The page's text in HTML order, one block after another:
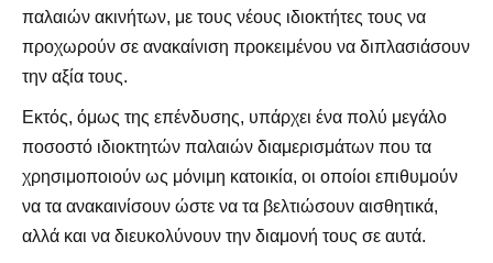
παλαιών ακινήτων, με τους νέους ιδιοκτήτες τους να
προχωρούν σε ανακαίνιση προκειμένου να διπλασιάσουν
την αξία τους.
Εκτός, όμως της επένδυσης, υπάρχει ένα πολύ μεγάλο
ποσοστό ιδιοκτητών παλαιών διαμερισμάτων που τα
χρησιμοποιούν ως μόνιμη κατοικία, οι οποίοι επιθυμούν
να τα ανακαινίσουν ώστε να τα βελτιώσουν αισθητικά,
αλλά και να διευκολύνουν την διαμονή τους σε αυτά.